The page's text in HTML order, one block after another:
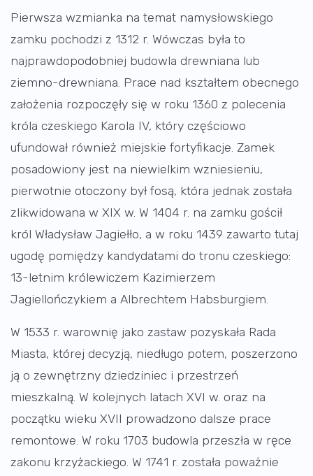
Pierwsza wzmianka na temat namysłowskiego
zamku pochodzi z 1312 r. Wówczas była to
najprawdopodobniej budowla drewniana lub
ziemno-drewniana. Prace nad kształtem obecnego
założenia rozpoczęły się w roku 1360 z polecenia
króla czeskiego Karola IV, który częściowo
ufundował również miejskie fortyfikacje. Zamek
posadowiony jest na niewielkim wzniesieniu,
pierwotnie otoczony był fosą, która jednak została
zlikwidowana w XIX w. W 1404 r. na zamku gościł
król Władysław Jagiełło, a w roku 1439 zawarto tutaj
ugodę pomiędzy kandydatami do tronu czeskiego:
13-letnim królewiczem Kazimierzem
Jagiellończykiem a Albrechtem Habsburgiem.
W 1533 r. warownię jako zastaw pozyskała Rada
Miasta, której decyzją, niedługo potem, poszerzono
ją o zewnętrzny dziedziniec i przestrzeń
mieszkalną. W kolejnych latach XVI w. oraz na
początku wieku XVII prowadzono dalsze prace
remontowe. W roku 1703 budowla przeszła w ręce
zakonu krzyżackiego. W 1741 r. została poważnie